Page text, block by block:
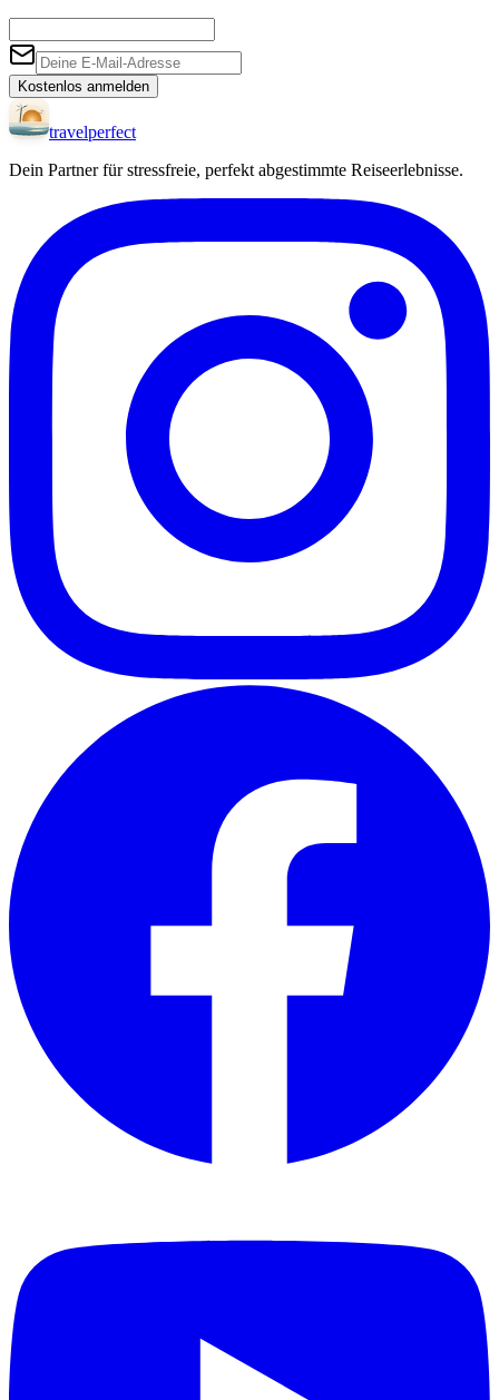
Kostenlos anmelden
travelperfect
Dein Partner für stressfreie, perfekt abgestimmte Reiseerlebnisse.